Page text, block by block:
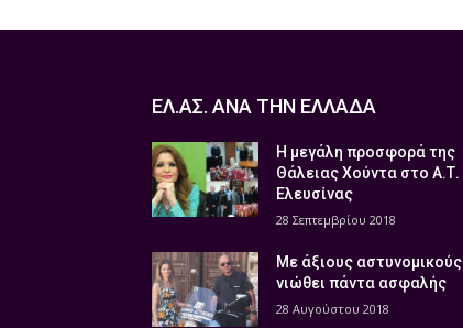
ΕΛ.ΑΣ. ΑΝΑ ΤΗΝ ΕΛΛΑΔΑ
Η μεγάλη προσφορά της
Θάλειας Χούντα στο Α.Τ.
Ελευσίνας
28 Σεπτεμβρίου 2018
Με άξιους αστυνομικούς
νιώθει πάντα ασφαλής
28 Αυγούστου 2018